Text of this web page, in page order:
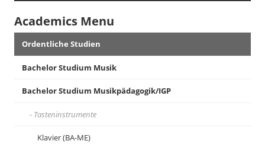
Academics Menu
Ordentliche Studien
Bachelor Studium Musik
Bachelor Studium Musikpädagogik/IGP
Tasteninstrumente
Klavier (BA-ME)